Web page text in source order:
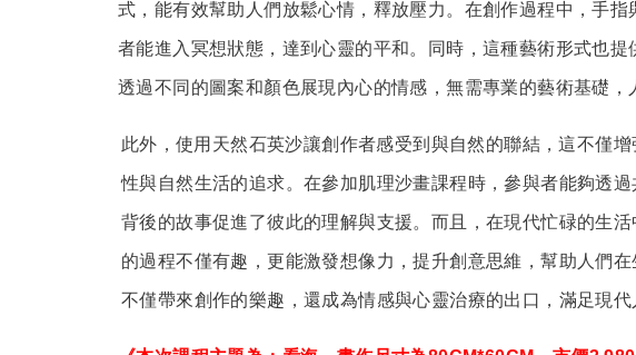
式，能有效幫助人們放鬆心情，釋放壓力。在創作過程中，手
者能進入冥想狀態，達到心靈的平和。同時，這種藝術形式也
透過不同的圖案和顏色展現內心的情感，無需專業的藝術基礎，
此外，使用天然石英沙讓創作者感受到與自然的聯結，這不僅
性與自然生活的追求。在參加肌理沙畫課程時，參與者能夠透
背後的故事促進了彼此的理解與支援。而且，在現代忙碌的生
的過程不僅有趣，更能激發想像力，提升創意思維，幫助人們
不僅帶來創作的樂趣，還成為情感與心靈治療的出口，滿足現代